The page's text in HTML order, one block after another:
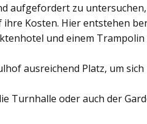
aufgefordert zu
Kosten. Hier entstehen
und einem
ausreichend Platz, um
Turnhalle oder auch der